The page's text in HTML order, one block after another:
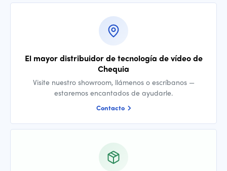
El mayor distribuidor de tecnología de vídeo de
Chequia
Visite nuestro showroom, llámenos o escríbanos —
estaremos encantados de ayudarle.
Contacto